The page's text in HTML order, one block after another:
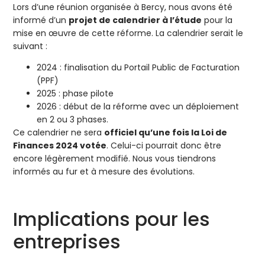
Lors d’une réunion organisée à Bercy, nous avons été
informé d’un projet de calendrier à l’étude pour la
mise en œuvre de cette réforme. La calendrier serait le
suivant :
2024 : finalisation du Portail Public de Facturation
(PPF)
2025 : phase pilote
2026 : début de la réforme avec un déploiement
en 2 ou 3 phases.
Ce calendrier ne sera officiel qu’une fois la Loi de
Finances 2024 votée. Celui-ci pourrait donc être
encore légèrement modifié. Nous vous tiendrons
informés au fur et à mesure des évolutions.
Implications pour les
entreprises